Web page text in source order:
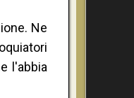
Ne
l'abbia